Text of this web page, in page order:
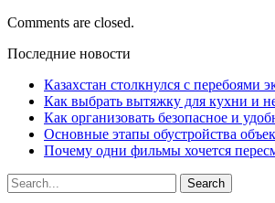
Comments are closed.
Последние новости
Казахстан столкнулся с перебоями
Как выбрать вытяжку для кухни и
Как организовать безопасное и
Основные этапы обустройства
Почему одни фильмы хочется